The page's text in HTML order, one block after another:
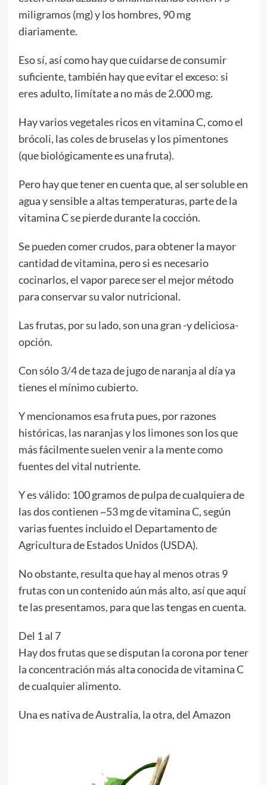
miligramos (mg) y los hombres, 90 mg
diariamente.
Eso sí, así como hay que cuidarse de consumir
suficiente, también hay que evitar el exceso: si
eres adulto, limítate a no más de 2.000 mg.
Hay varios vegetales ricos en vitamina C, como el
brócoli, las coles de bruselas y los pimentones
(que biológicamente es una fruta).
Pero hay que tener en cuenta que, al ser soluble en
agua y sensible a altas temperaturas, parte de la
vitamina C se pierde durante la cocción.
Se pueden comer crudos, para obtener la mayor
cantidad de vitamina, pero si es necesario
cocinarlos, el vapor parece ser el mejor método
para conservar su valor nutricional.
Las frutas, por su lado, son una gran -y deliciosa-
opción.
Con sólo 3/4 de taza de jugo de naranja al día ya
tienes el mínimo cubierto.
Y mencionamos esa fruta pues, por razones
históricas, las naranjas y los limones son los que
más fácilmente suelen venir a la mente como
fuentes del vital nutriente.
Y es válido: 100 gramos de pulpa de cualquiera de
las dos contienen ~53 mg de vitamina C, según
varias fuentes incluido el Departamento de
Agricultura de Estados Unidos (USDA).
No obstante, resulta que hay al menos otras 9
frutas con un contenido aún más alto, así que aquí
te las presentamos, para que las tengas en cuenta.
Del 1 al 7
Hay dos frutas que se disputan la corona por tener
la concentración más alta conocida de vitamina C
de cualquier alimento.
Una es nativa de Australia, la otra, del Amazon